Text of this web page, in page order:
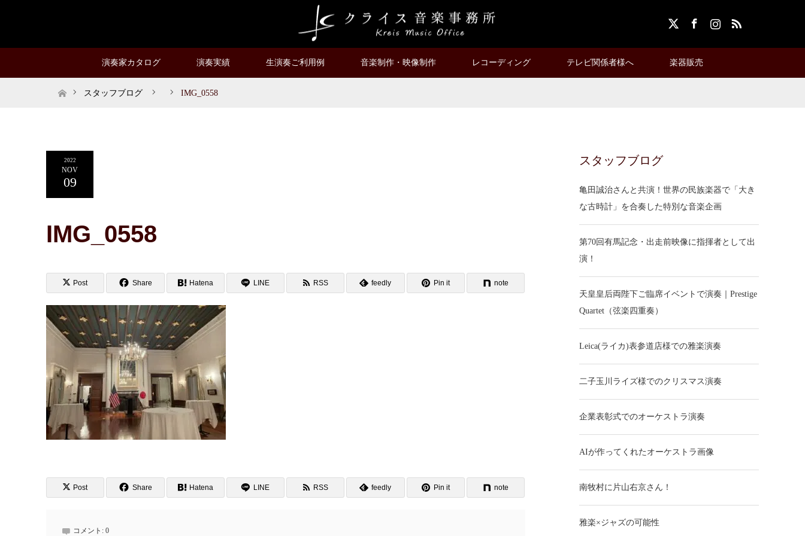
演奏家カタログ 演奏実績 生演奏ご利用例 音楽制作・映像制作 レコーディング テレビ関係者様へ 楽器販売
ホームスタッフブログ IMG_0558
2022
NOV
09
IMG_0558
Post Share Hatena LINE RSS feedly Pin it note
Post Share Hatena LINE RSS feedly Pin it note
コメント: 0
スタッフブログ
亀田誠治さんと共演！世界の民族楽器で「大き
な古時計」を合奏した特別な音楽企画
第70回有馬記念・出走前映像に指揮者として出
演！
天皇皇后両陛下ご臨席イベントで演奏｜Prestige
Quartet（弦楽四重奏）
Leica(ライカ)表参道店様での雅楽演奏
二子玉川ライズ様でのクリスマス演奏
企業表彰式でのオーケストラ演奏
AIが作ってくれたオーケストラ画像
南牧村に片山右京さん！
雅楽×ジャズの可能性